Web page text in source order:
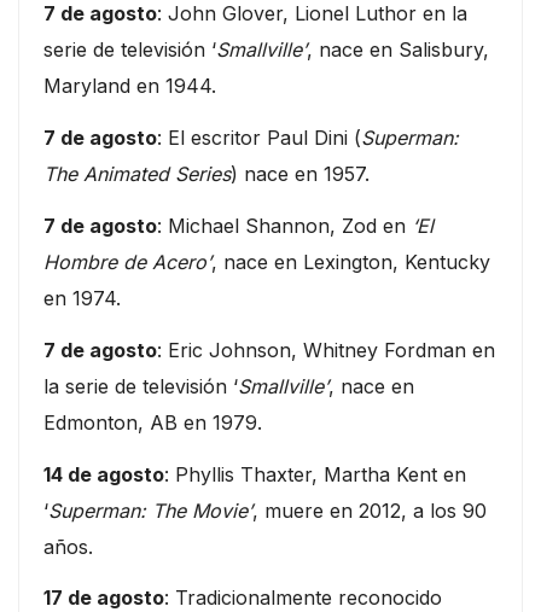
7 de agosto: John Glover, Lionel Luthor en la
serie de televisión ‘Smallville’, nace en Salisbury,
Maryland en 1944.
7 de agosto: El escritor Paul Dini (Superman:
The Animated Series) nace en 1957.
7 de agosto: Michael Shannon, Zod en ‘El
Hombre de Acero’, nace en Lexington, Kentucky
en 1974.
7 de agosto: Eric Johnson, Whitney Fordman en
la serie de televisión ‘Smallville’, nace en
Edmonton, AB en 1979.
14 de agosto: Phyllis Thaxter, Martha Kent en
‘Superman: The Movie’, muere en 2012, a los 90
años.
17 de agosto: Tradicionalmente reconocido